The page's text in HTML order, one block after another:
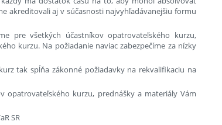
akreditovali aj v súčasnosti najvyhľadávanejšiu formu
pre všetkých účastníkov opatrovateľského kurzu,
kurzu. Na požiadanie naviac zabezpečíme za nízky
tak spĺňa zákonné požiadavky na rekvalifikaciu na
kurzu, prednášky a materiály Vám
SR